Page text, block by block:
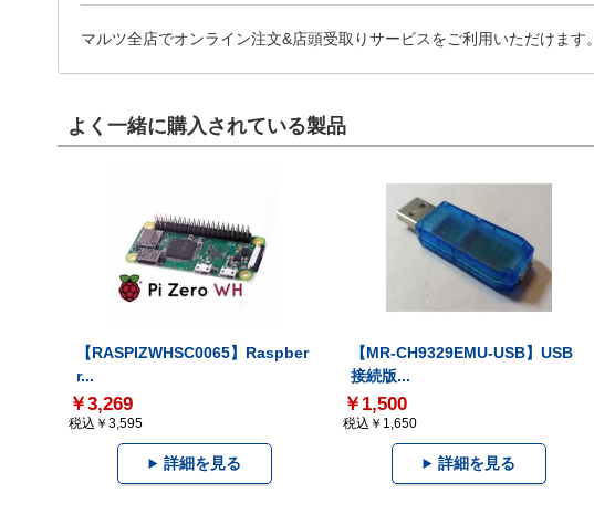
マルツ全店でオンライン注文&店頭受取りサービスをご利用いただけます。
よく一緒に購入されている製品
【RASPIZWHSC0065】Raspber
r...
￥3,269
税込￥3,595
詳細を見る
【MR-CH9329EMU-USB】USB
接続版...
￥1,500
税込￥1,650
詳細を見る